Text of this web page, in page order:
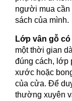
người mua
sách của mình.
Lớp vân gỗ
một thời gian
đúng cách, lớp
xước hoặc
của cửa. Để
thường xuyên